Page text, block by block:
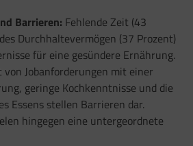
Barrieren: Fehlende Zeit (43
Durchhaltevermögen (37 Prozent)
für eine gesündere Ernährung.
Jobanforderungen mit einer
geringe Kochkenntnisse und die
Essens stellen Barrieren dar.
hingegen eine untergeordnete